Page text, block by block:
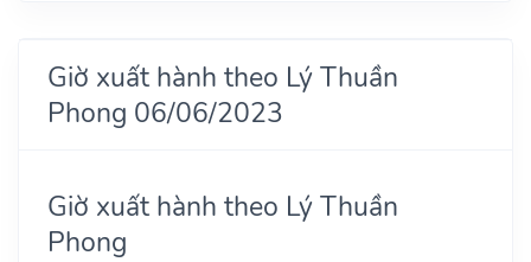
Giờ xuất hành theo Lý Thuần
Phong 06/06/2023
Giờ xuất hành theo Lý Thuần
Phong